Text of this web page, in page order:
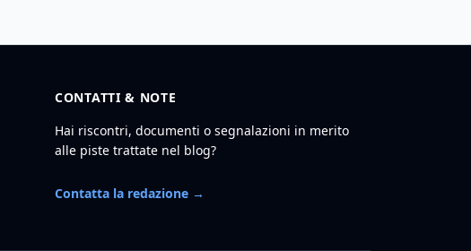
CONTATTI & NOTE
Hai riscontri, documenti o segnalazioni in merito
alle piste trattate nel blog?
Contatta la redazione →